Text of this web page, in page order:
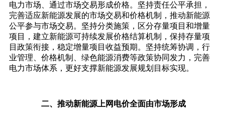
电力市场、通过市场交易形成价格。坚持责任公平承担，
完善适应新能源发展的市场交易和价格机制，推动新能源
公平参与市场交易。坚持分类施策，区分存量项目和增量
项目，建立新能源可持续发展价格结算机制，保持存量项
目政策衔接，稳定增量项目收益预期。坚持统筹协调，行
业管理、价格机制、绿色能源消费等政策协同发力，完善
电力市场体系，更好支撑新能源发展规划目标实现。
二、推动新能源上网电价全面由市场形成